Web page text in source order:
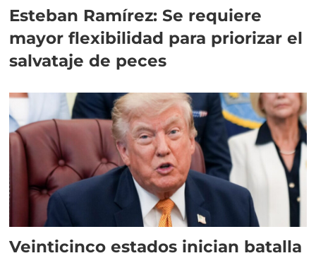
Esteban Ramírez: Se requiere
mayor flexibilidad para priorizar el
salvataje de peces
Veinticinco estados inician batalla